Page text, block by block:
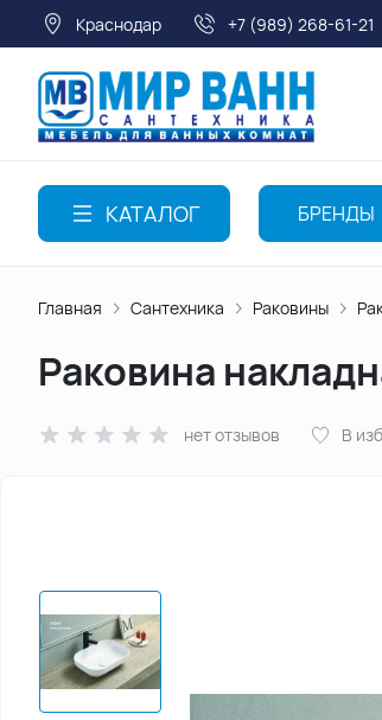
Краснодар +7 (989) 268-61-21
КАТАЛОГ БРЕНДЫ
Главная Сантехника Раковины
Раковина
нет отзывов В